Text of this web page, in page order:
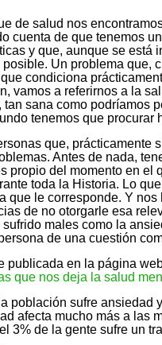
de salud nos
cuenta de que tenemos
y que, aunque se está
posible. Un problema que,
condiciona
vamos a referirnos a la
tan sana como podríamos
tenemos que procurar
que, prácticamente
Antes de nada,
propio del momento en el
toda la Historia. Lo
que le corresponde. Y
de no otorgarle esa
males como la
de una cuestión
publicada en la página
que nos deja la salud
población sufre ansiedad
afecta mucho más a las
3% de la gente sufre un